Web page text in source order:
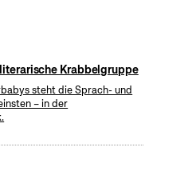
Krabbelgruppe
steht die Sprach- und
– in der